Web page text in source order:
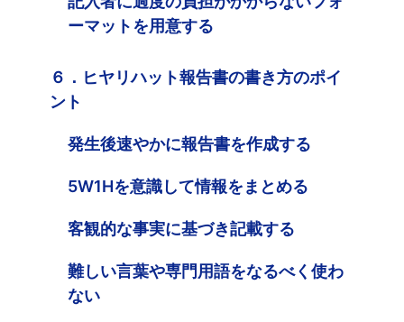
ーマットを用意する
６．ヒヤリハット報告書の書き方のポイ
ント
発生後速やかに報告書を作成する
5W1Hを意識して情報をまとめる
客観的な事実に基づき記載する
難しい言葉や専門用語をなるべく使わ
ない